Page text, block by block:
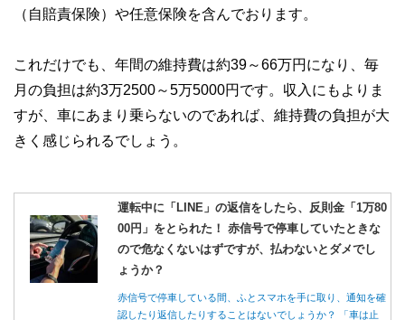
（自賠責保険）や任意保険を含んでおります。
これだけでも、年間の維持費は約39～66万円になり、毎
月の負担は約3万2500～5万5000円です。収入にもよりま
すが、車にあまり乗らないのであれば、維持費の負担が大
きく感じられるでしょう。
運転中に「LINE」の返信をしたら、反則金「1万80
00円」をとられた！ 赤信号で停車していたときな
ので危なくないはずですが、払わないとダメでし
ょうか？
赤信号で停車している間、ふとスマホを手に取り、通知を確
認したり返信したりすることはないでしょうか？ 「車は止